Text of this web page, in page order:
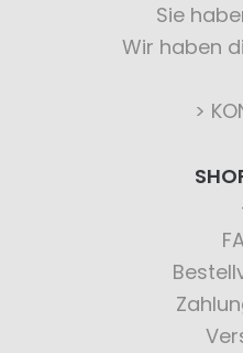
Sie
Wir haben
>